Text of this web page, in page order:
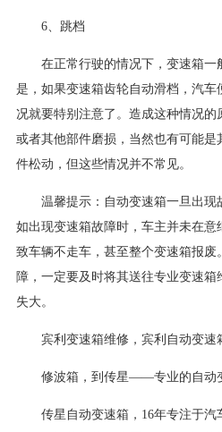
6、跳档
在正常行驶的情况下，变速箱一
是，如果变速箱齿轮自动滑档，汽
况就要特别注意了。造成这种情况
或者其他部件磨损，当然也有可能是
件松动，但这些情况并不常见。
温馨提示：自动变速箱一旦出现
如出现变速箱故障时，车主并未在意
致车辆不走车，甚至整个变速箱报废
障，一定要及时将其送往专业变速
失大。
宾利变速箱维修，宾利自动变速
修波箱，到传星——专业的自动
传星自动变速箱，16年专注于